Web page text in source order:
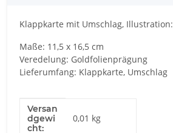
Klappkarte mit Umschlag, Illustration:
Maße: 11,5 x 16,5 cm
Veredelung: Goldfolienprägung
Lieferumfang: Klappkarte, Umschlag
Produkteigenschaft
Wert
Versan
dgewi
cht:
0,01 kg